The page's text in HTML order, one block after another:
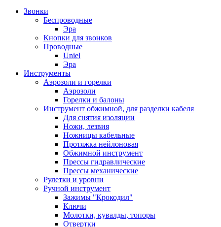
Звонки
Беспроводные
Эра
Кнопки для звонков
Проводные
Uniel
Эра
Инструменты
Аэрозоли и горелки
Аэрозоли
Горелки и балоны
Инструмент обжимной, для разделки кабеля
Для снятия изоляции
Ножи, лезвия
Ножницы кабельные
Протяжка нейлоновая
Обжимной инструмент
Прессы гидравлические
Прессы механические
Рулетки и уровни
Ручной инструмент
Зажимы "Крокодил"
Ключи
Молотки, кувалды, топоры
Отвертки